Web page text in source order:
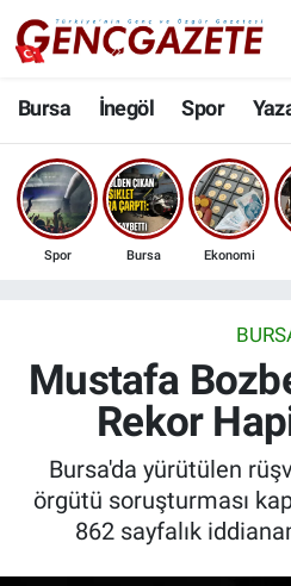
Bursa İnegöl Spor
Spor Bursa Ekonomi
Mustafa
Rekor
Bursa'da yürütülen
örgütü soruşturması
862 sayfalık
Bursa
İnegöl
3.SAYFA
Ekonomi
Güncel
İnanç
Kadın & Aile
Nöbetçi Eczaneler
Hava Durumu
Trafik Durumu
Son Dakika Haberleri
Haber Arşivi